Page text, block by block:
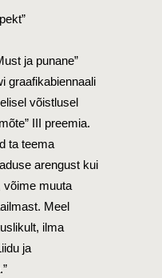
ja punane”
graafikabiennaali
võistlusel
III preemia.
ta teema
arengust kui
võime muuta
Meel
ilma
ja